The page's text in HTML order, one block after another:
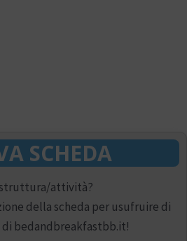
SCHEDA
struttura/attività?
della scheda per usufruire di
bedandbreakfastbb.it!